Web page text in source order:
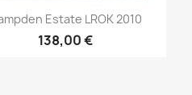
Aperçu rapide
Estate LROK 2010
138,00 €